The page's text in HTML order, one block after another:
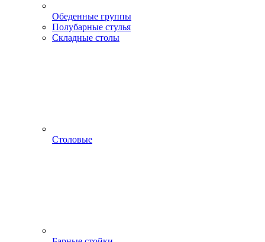
Обеденные группы
Полубарные стулья
Складные столы
Столовые